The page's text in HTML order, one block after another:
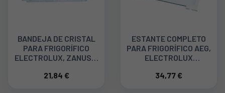
BANDEJA DE CRISTAL
PARA FRIGORÍFICO
ELECTROLUX, ZANUSSI
21,84 €
ESTANTE COMPLETO
PARA FRIGORÍFICO AEG,
ELECTROLUX
34,77 €